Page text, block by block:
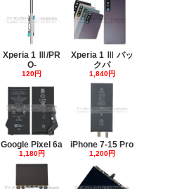
Xperia 1 Ⅲ/PR
O-
120円
Xperia 1 Ⅲ バッ
クパ
1,840円
Google Pixel 6a
1,180円
iPhone 7-15 Pro
1,200円